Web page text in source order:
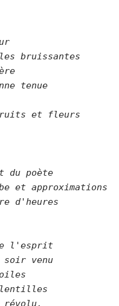
bruissantes
tenue
fruits et fleurs
du poète
et approximations
d'heures
l'esprit
soir venu
lentilles
révolu.